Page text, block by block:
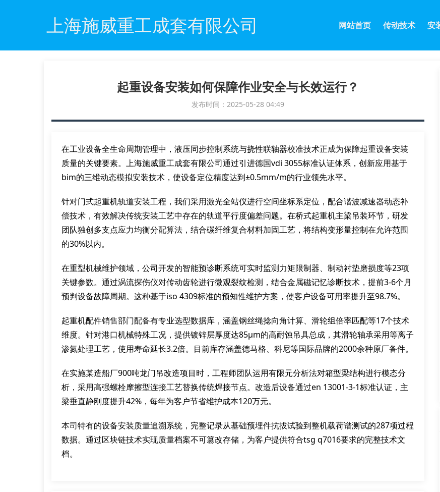
上海施威重工成套有限公司 网站首页 传动技术 安
起重设备安装如何保障作业安全与长效运行？
发布时间：2025-05-28 04:49
在工业设备全生命周期管理中，液压同步控制系统与挠性联轴器校准技术正成为保障起重设备安装
质量的关键要素。上海施威重工成套有限公司通过引进德国vdi 3055标准认证体系，创新应用基于
bim的三维动态模拟安装技术，使设备定位精度达到±0.5mm/m的行业领先水平。
针对门式起重机轨道安装工程，我们采用激光全站仪进行空间坐标系定位，配合谐波减速器动态补
偿技术，有效解决传统安装工艺中存在的轨道平行度偏差问题。在桥式起重机主梁吊装环节，研发
团队独创多支点应力均衡分配算法，结合碳纤维复合材料加固工艺，将结构变形量控制在允许范围
的30%以内。
在重型机械维护领域，公司开发的智能预诊断系统可实时监测力矩限制器、制动衬垫磨损度等23项
关键参数。通过涡流探伤仪对传动齿轮进行微观裂纹检测，结合金属磁记忆诊断技术，提前3-6个月
预判设备故障周期。这种基于iso 4309标准的预知性维护方案，使客户设备可用率提升至98.7%。
起重机配件销售部门配备有专业选型数据库，涵盖钢丝绳捻向角计算、滑轮组倍率匹配等17个技术
维度。针对港口机械特殊工况，提供镀锌层厚度达85μm的高耐蚀吊具总成，其滑轮轴承采用等离子
渗氮处理工艺，使用寿命延长3.2倍。目前库存涵盖德马格、科尼等国际品牌的2000余种原厂备件。
在实施某造船厂900吨龙门吊改造项目时，工程师团队运用有限元分析法对箱型梁结构进行模态分
析，采用高强螺栓摩擦型连接工艺替换传统焊接节点。改造后设备通过en 13001-3-1标准认证，主
梁垂直静刚度提升42%，每年为客户节省维护成本120万元。
本司特有的设备安装质量追溯系统，完整记录从基础预埋件抗拔试验到整机载荷谱测试的287项过程
数据。通过区块链技术实现质量档案不可篡改存储，为客户提供符合tsg q7016要求的完整技术文
档。